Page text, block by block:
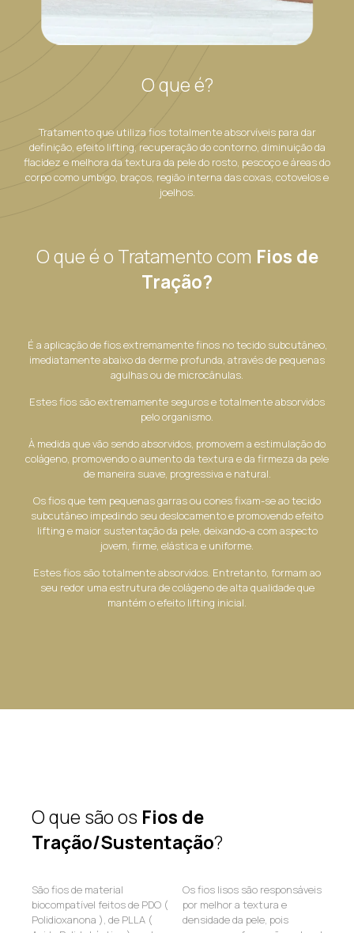
O que é?
Tratamento que utiliza fios totalmente absorvíveis para dar
definição, efeito lifting, recuperação do contorno, diminuição da
flacidez e melhora da textura da pele do rosto, pescoço e áreas do
corpo como umbigo, braços, região interna das coxas, cotovelos e
joelhos.
O que é o Tratamento com Fios de
Tração?
É a aplicação de fios extremamente finos no tecido subcutâneo,
imediatamente abaixo da derme profunda, através de pequenas
agulhas ou de microcânulas.
Estes fios são extremamente seguros e totalmente absorvidos
pelo organismo.
À medida que vão sendo absorvidos, promovem a estimulação do
colágeno, promovendo o aumento da textura e da firmeza da pele
de maneira suave, progressiva e natural.
Os fios que tem pequenas garras ou cones fixam-se ao tecido
subcutâneo impedindo seu deslocamento e promovendo efeito
lifting e maior sustentação da pele, deixando-a com aspecto
jovem, firme, elástica e uniforme.
Estes fios são totalmente absorvidos. Entretanto, formam ao
seu redor uma estrutura de colágeno de alta qualidade que
mantém o efeito lifting inicial.
O que são os Fios de
Tração/Sustentação?
São fios de material
biocompatível feitos de PDO (
Polidioxanona ), de PLLA (
Os fios lisos são responsáveis
por melhor a textura e
densidade da pele, pois